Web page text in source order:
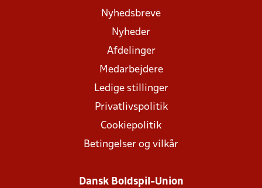
Nyhedsbreve
Nyheder
Afdelinger
Medarbejdere
Ledige stillinger
Privatlivspolitik
Cookiepolitik
Betingelser og vilkår
Dansk Boldspil-Union